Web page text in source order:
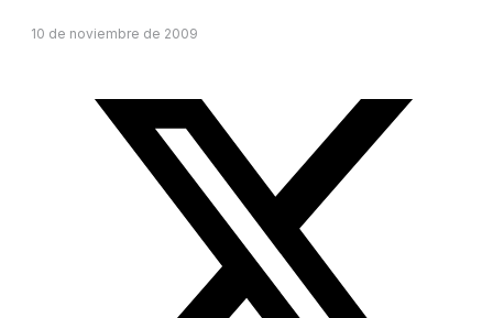
10 de noviembre de 2009